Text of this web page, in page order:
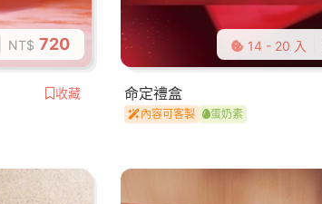
NT$ 720
收藏
14 - 20 入
命定禮盒
內容可客製 蛋奶素